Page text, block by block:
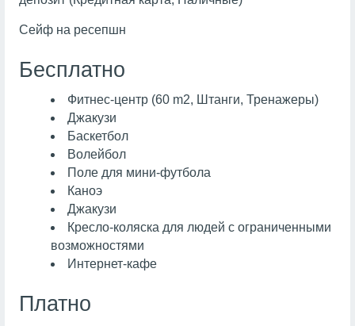
Сейф на ресепшн
Бесплатно
Фитнес-центр (60 m2, Штанги, Тренажеры)
Джакузи
Баскетбол
Волейбол
Поле для мини-футбола
Каноэ
Джакузи
Кресло-коляска для людей с ограниченными
возможностями
Интернет-кафе
Платно